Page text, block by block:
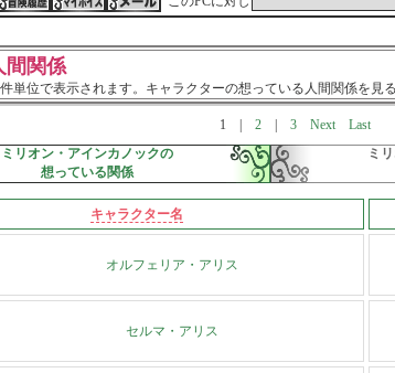
間関係
単位で表示されます。キャラクターの想っている人間関係を見
1 2| 3 Next
Last
ミリオン・アインカノックの
想っている関係
ミ
キャラクター名
オルフェリア・アリス
セルマ・アリス